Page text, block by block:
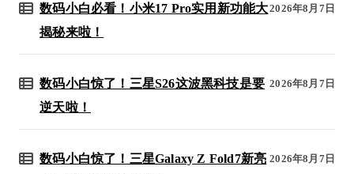
数码小白必看！小米17 Pro实用新功能大
揭秘来啦！
2026年8月7日
数码小白惊了！三星S26这波黑科技是要
逆天啦！
2026年8月7日
数码小白惊了！三星Galaxy Z Fold7新亮 2026年8月7日